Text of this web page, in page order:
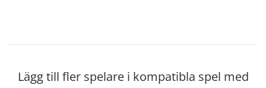
Lägg till fler spelare i kompatibla spel med